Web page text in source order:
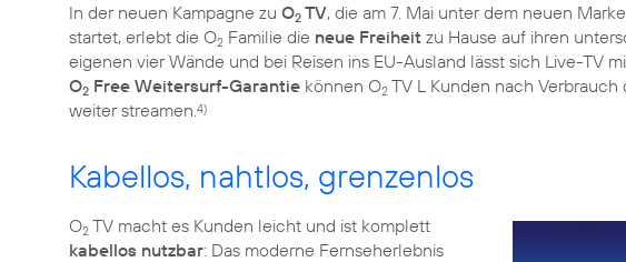
In der neuen Kampagne zu O2 TV, die am 7. Mai unter dem neuen
startet, erlebt die O2 Familie die neue Freiheit zu Hause auf ihren
eigenen vier Wände und bei Reisen ins EU-Ausland lässt sich Live-TV
O2 Free Weitersurf-Garantie können O2 TV L Kunden nach Verbrauch
weiter streamen.4)
Kabellos, nahtlos, grenzenlos
O2 TV macht es Kunden leicht und ist komplett
kabellos nutzbar: Das moderne Fernseherlebnis